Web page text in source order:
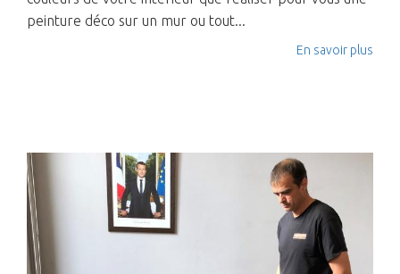
peinture déco sur un mur ou tout...
En savoir plus